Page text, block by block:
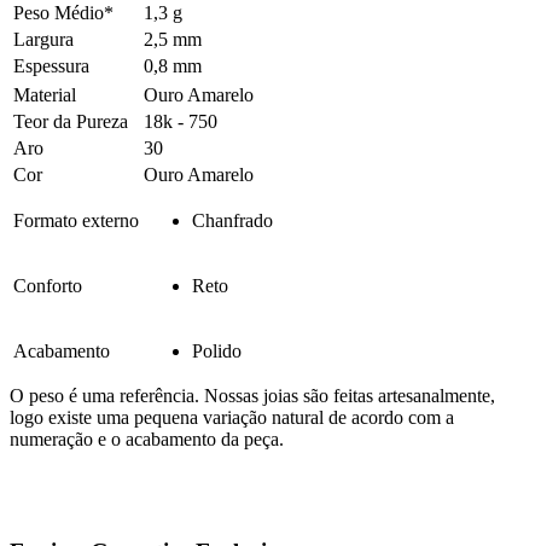
Peso Médio*
1,3 g
Largura
2,5 mm
Espessura
0,8 mm
Material
Ouro Amarelo
Teor da Pureza
18k - 750
Aro
30
Cor
Ouro Amarelo
Formato externo Chanfrado
Conforto Reto
Acabamento Polido
O peso é uma referência. Nossas joias são feitas artesanalmente,
logo existe uma pequena variação natural de acordo com a
numeração e o acabamento da peça.